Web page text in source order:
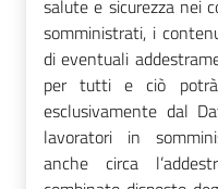
salute e sicurezza nei
somministrati, i
di eventuali
per tutti e ciò
esclusivamente dal
lavoratori in
anche circa